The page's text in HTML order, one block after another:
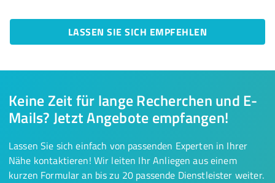
LASSEN SIE SICH EMPFEHLEN
Keine Zeit für lange Recherchen und E-
Mails? Jetzt Angebote empfangen!
Lassen Sie sich einfach von passenden Experten in Ihrer
Nähe kontaktieren! Wir leiten Ihr Anliegen aus einem
kurzen Formular an bis zu 20 passende Dienstleister weiter.